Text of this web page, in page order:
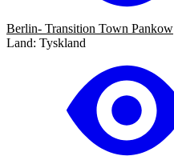
Berlin- Transition Town Pankow
Land: Tyskland